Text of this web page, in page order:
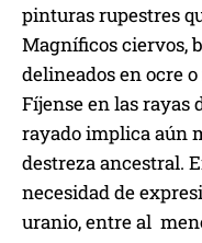
pinturas rupestres
Magníficos ciervos,
delineados en ocre
Fíjense en las rayas
rayado implica aún
destreza ancestral.
necesidad de
uranio, entre al